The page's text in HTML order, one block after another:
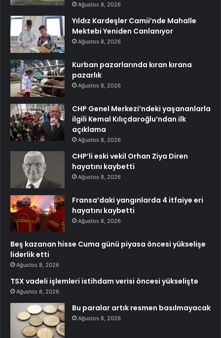
Ağustos 8, 2026
Yıldız Kardeşler Camii’nde Mahalle
Mektebi Yeniden Canlanıyor
Ağustos 8, 2026
Kurban pazarlarında kıran kırana
pazarlık
Ağustos 8, 2026
CHP Genel Merkezi’ndeki yaşananlarla
ilgili Kemal Kılıçdaroğlu’ndan ilk
açıklama
Ağustos 8, 2026
CHP’li eski vekil Orhan Ziya Diren
hayatını kaybetti
Ağustos 8, 2026
Fransa’daki yangınlarda 4 itfaiye eri
hayatını kaybetti
Ağustos 8, 2026
Beş kazanan hisse Cuma günü piyasa öncesi yükselişe
liderlik etti
Ağustos 8, 2026
TSX vadeli işlemleri istihdam verisi öncesi yükselişte
Ağustos 8, 2026
Bu paralar artık resmen basılmayacak
Ağustos 8, 2026